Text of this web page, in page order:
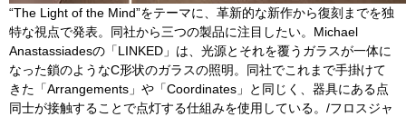
“The Light of the Mind”をテーマに、革新的な新作から復刻までを独
特な視点で発表。同社から三つの製品に注目したい。Michael
Anastassiadesの「LINKED」は、光源とそれを覆うガラスが一体に
なった鎖のようなC形状のガラスの照明。同社でこれまで手掛けて
きた「Arrangements」や「Coordinates」と同じく、器具にある点
同士が接触することで点灯する仕組みを使用している。/フロスジャ